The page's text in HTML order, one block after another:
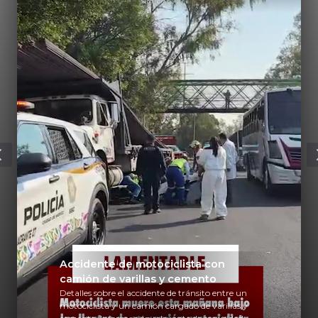
Accidente de motociclista con
camión de varillas y cemento
Detalles sobre el accidente de tránsito entre un
motociclista y un camión cargado de varillas y